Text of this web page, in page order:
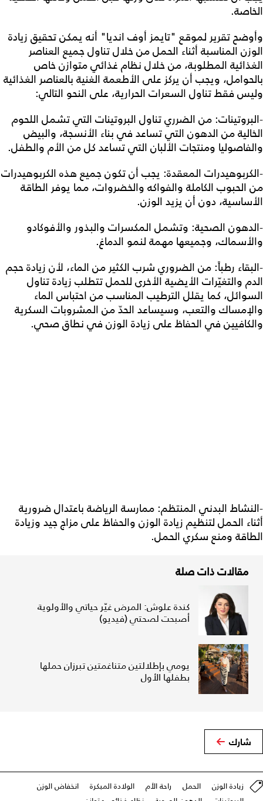
الخاصة.
وأوضح تقرير لموقع "تايمز أوف انديا" أنه يمكن تحقيق زيادة
الوزن المناسبة أثناء الحمل من خلال تناول جميع العناصر
الغذائية المطلوبة، من خلال نظام غذائي متوازن خاص
بالحوامل، ويجب أن يركز على الأطعمة الغنية بالعناصر الغذائية
وليس فقط تناول السعرات الحرارية، على النحو التالي:
-البروتينات: من الضرري تناول البروتينات التي تشمل اللحوم
الخالية من الدهون التي تساعد في بناء الأنسجة، والبيض
والفاصوليا ومنتجات الألبان التي تساعد كل من الأم والطفل.
-الكربوهيدرات المعقدة: يجب أن تكون جميع هذه الكربوهيدرات
من الحبوب الكاملة والفواكه والخضروات، مما يوفر الطاقة
الأساسية، دون أن يزيد الوزن.
-الدهون الصحية: وتشمل المكسرات والبذور والأفوكادو
والأسماك، وجميعها مهمة لنمو الدماغ.
-البقاء رطباً: من الضروري شرب الكثير من الماء، لأن زيادة حجم
الدم والتغيّرات الأيضية الأخرى للحمل تتطلب زيادة تناول
السوائل، كما يقلل الترطيب المناسب من احتباس الماء
والإمساك والتعب، وسيساعد الحدّ من المشروبات السكرية
والكافيين في الحفاظ على زيادة الوزن في نطاق صحي.
-النشاط البدني المنتظم: ممارسة الرياضة باعتدال ضرورية
أثناء الحمل لتنظيم زيادة الوزن والحفاظ على مزاج جيد وزيادة
الطاقة ومنع سكري الحمل.
مقالات ذات صلة
كندة علوش: المرض غيّر حياتي والأولوية
أصبحت لصحتي (فيديو)
يومي بإطلالتين متناغمتين تبرزان حملها
بطفلها الأول
شارك
زيادة الوزن الحمل راحة الأم الولادة المبكرة
انخفاض الوزن